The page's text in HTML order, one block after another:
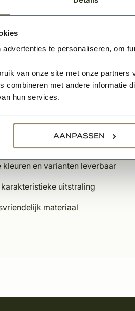
te personaliseren, om
van onze site met onze partners
combineren met andere informatie
hun services.
AANPASSEN
authentieke Dauby beslag. Dit
Wit Brons heeft dezelfde legering
het op een speciale manier
toepast zorgt voor een mooie
Dauby decoratief beslag
kleuren en varianten leverbaar
uitstraling
materiaal